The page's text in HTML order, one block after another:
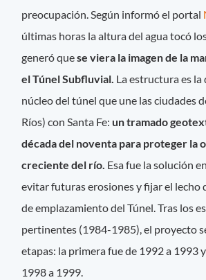
preocupación. Según informó el portal
últimas horas la altura del agua tocó
generó quese viera la imagen de la
el Túnel Subfluvial. La estructura es la
núcleo del túnel que une las ciudades
Ríos) con Santa Fe: un tramado
década del noventa para proteger la
creciente del río. Esa fue la solución
evitar futuras erosiones y fijar el lecho
de emplazamiento del Túnel. Tras los
pertinentes (1984-1985), el proyecto
etapas: la primera fue de 1992 a 1993
1998 a 1999.